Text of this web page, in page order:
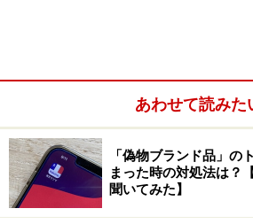
あわせて読みた
「偽物ブランド品」の
まった時の対処法は？
聞いてみた】